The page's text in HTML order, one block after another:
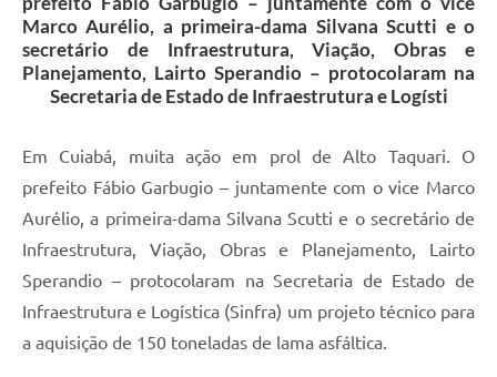
Marco Aurélio, a primeira-dama Silvana Scutti e o
secretário de Infraestrutura, Viação, Obras e
Planejamento, Lairto Sperandio – protocolaram na
Secretaria de Estado de Infraestrutura e Logísti
Em Cuiabá, muita ação em prol de Alto Taquari. O
prefeito Fábio Garbugio – juntamente com o vice Marco
Aurélio, a primeira-dama Silvana Scutti e o secretário de
Infraestrutura, Viação, Obras e Planejamento, Lairto
Sperandio – protocolaram na Secretaria de Estado de
Infraestrutura e Logística (Sinfra) um projeto técnico para
a aquisição de 150 toneladas de lama asfáltica.